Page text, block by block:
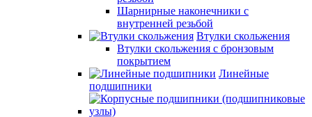
Шарнирные наконечники с
внутренней резьбой
Втулки скольжения
Втулки скольжения с бронзовым
покрытием
Линейные
подшипники